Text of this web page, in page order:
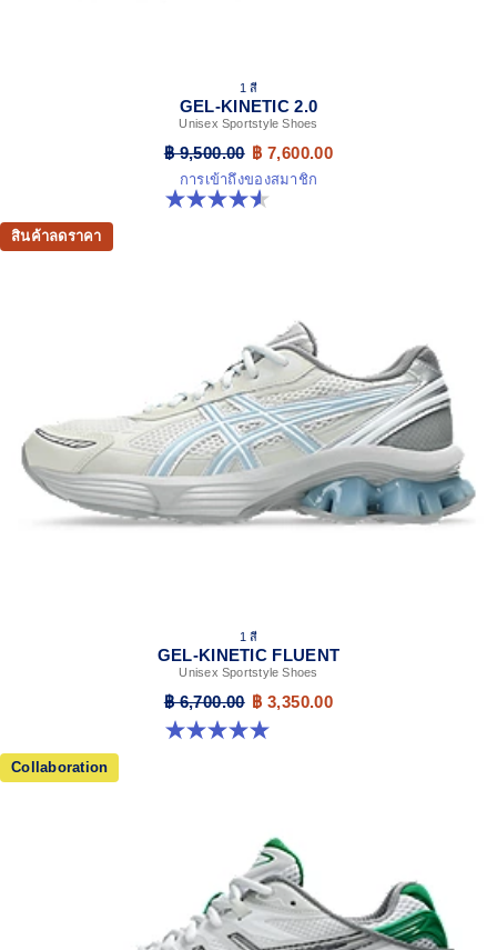
1 สี
GEL-KINETIC 2.0
Unisex Sportstyle Shoes
฿ 9,500.00 ฿ 7,600.00
การเข้าถึงของสมาชิก
4.5 จาก 5 ดาว 11 รีวิว
สินค้าลดราคา
1 สี
GEL-KINETIC FLUENT
Unisex Sportstyle Shoes
฿ 6,700.00 ฿ 3,350.00
5.0 จาก 5 ดาว 4 รีวิว
Collaboration